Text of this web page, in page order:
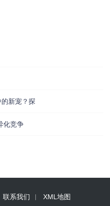
新宠？探
化竞争
联系我们 XML地图